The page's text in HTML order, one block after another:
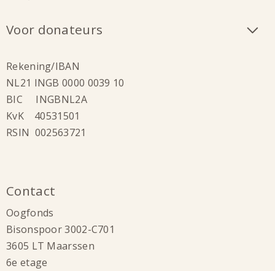
Voor donateurs
Rekening/IBAN
NL21 INGB 0000 0039 10
BIC INGBNL2A
KvK 40531501
RSIN 002563721
Contact
Oogfonds
Bisonspoor 3002-C701
3605 LT Maarssen
6e etage